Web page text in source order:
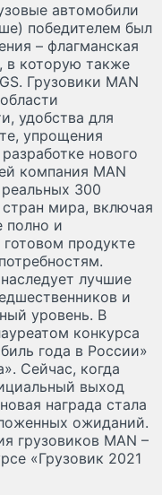
автомобили
победителем был
– флагманская
в которую также
Грузовики MAN
удобства для
упрощения
нового
компания MAN
300
мира, включая
полно и
готовом продукте
лучшие
и
уровень. В
конкурса
года в России»
Сейчас, когда
выход
награда стала
ожиданий.
грузовиков MAN –
«Грузовик 2021